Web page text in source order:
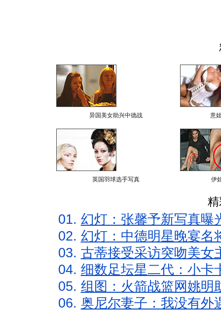
异国美女助兴中德战 意
英国羽球选手写真 伊
01. 幻灯：张馨予新写真曝
02. 幻灯：中德明星晚宴名
03. 古蒂接受采访突吻美女
04. 细数足坛星二代：小卡
05. 组图：火箭战篮网姚明
06. 奥尼尔妻子：我没有外